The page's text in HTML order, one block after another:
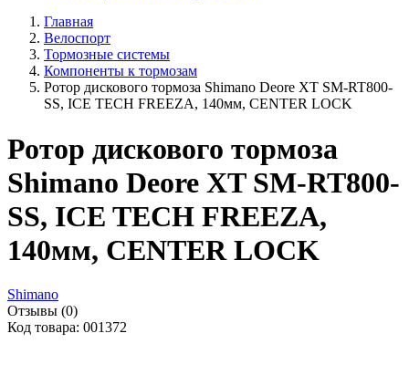
Главная
Велоспорт
Тормозные системы
Компоненты к тормозам
Ротор дискового тормоза Shimano Deore XT SM-RT800-
SS, ICE TECH FREEZA, 140мм, CENTER LOCK
Ротор дискового тормоза
Shimano Deore XT SM-RT800-
SS, ICE TECH FREEZA,
140мм, CENTER LOCK
Shimano
Отзывы (0)
Код товара: 001372